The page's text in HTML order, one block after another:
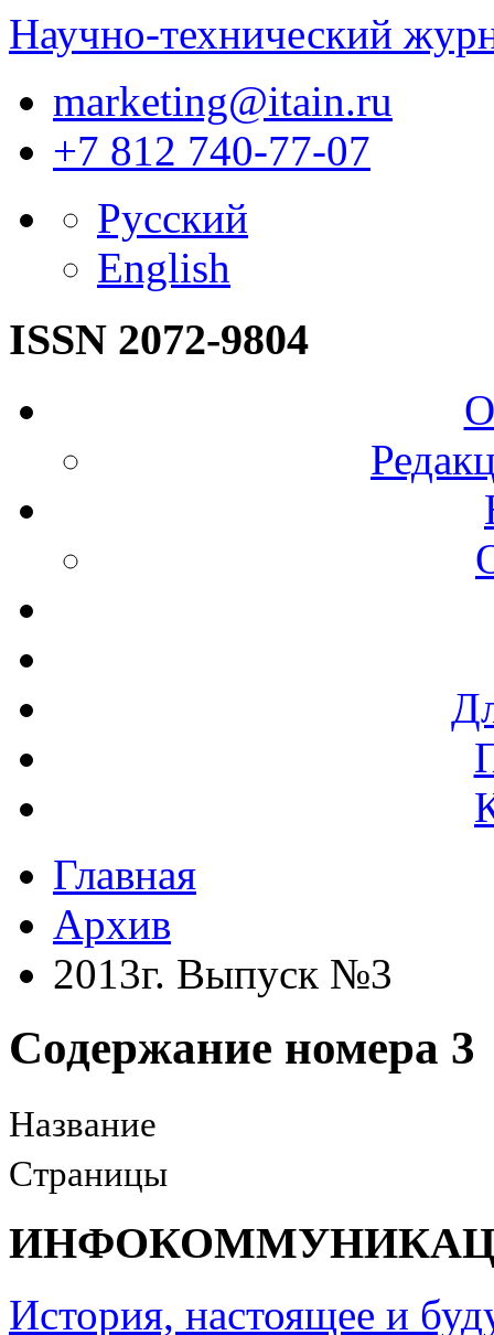
Научно-технический
marketing@itain.ru
+7 812 740-77-07
Русский
English
ISSN 2072-9804
Главная
Архив
2013г. Выпуск №3
Содержание номера 3
Название
Страницы
История, настоящее и